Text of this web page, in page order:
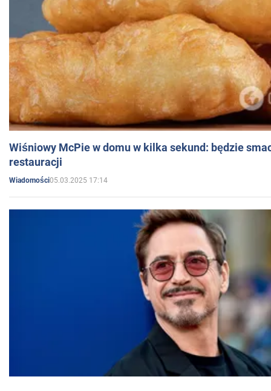
Wiśniowy McPie w domu w kilka sekund: będzie
restauracji
Wiadomości05.03.2025 17:14